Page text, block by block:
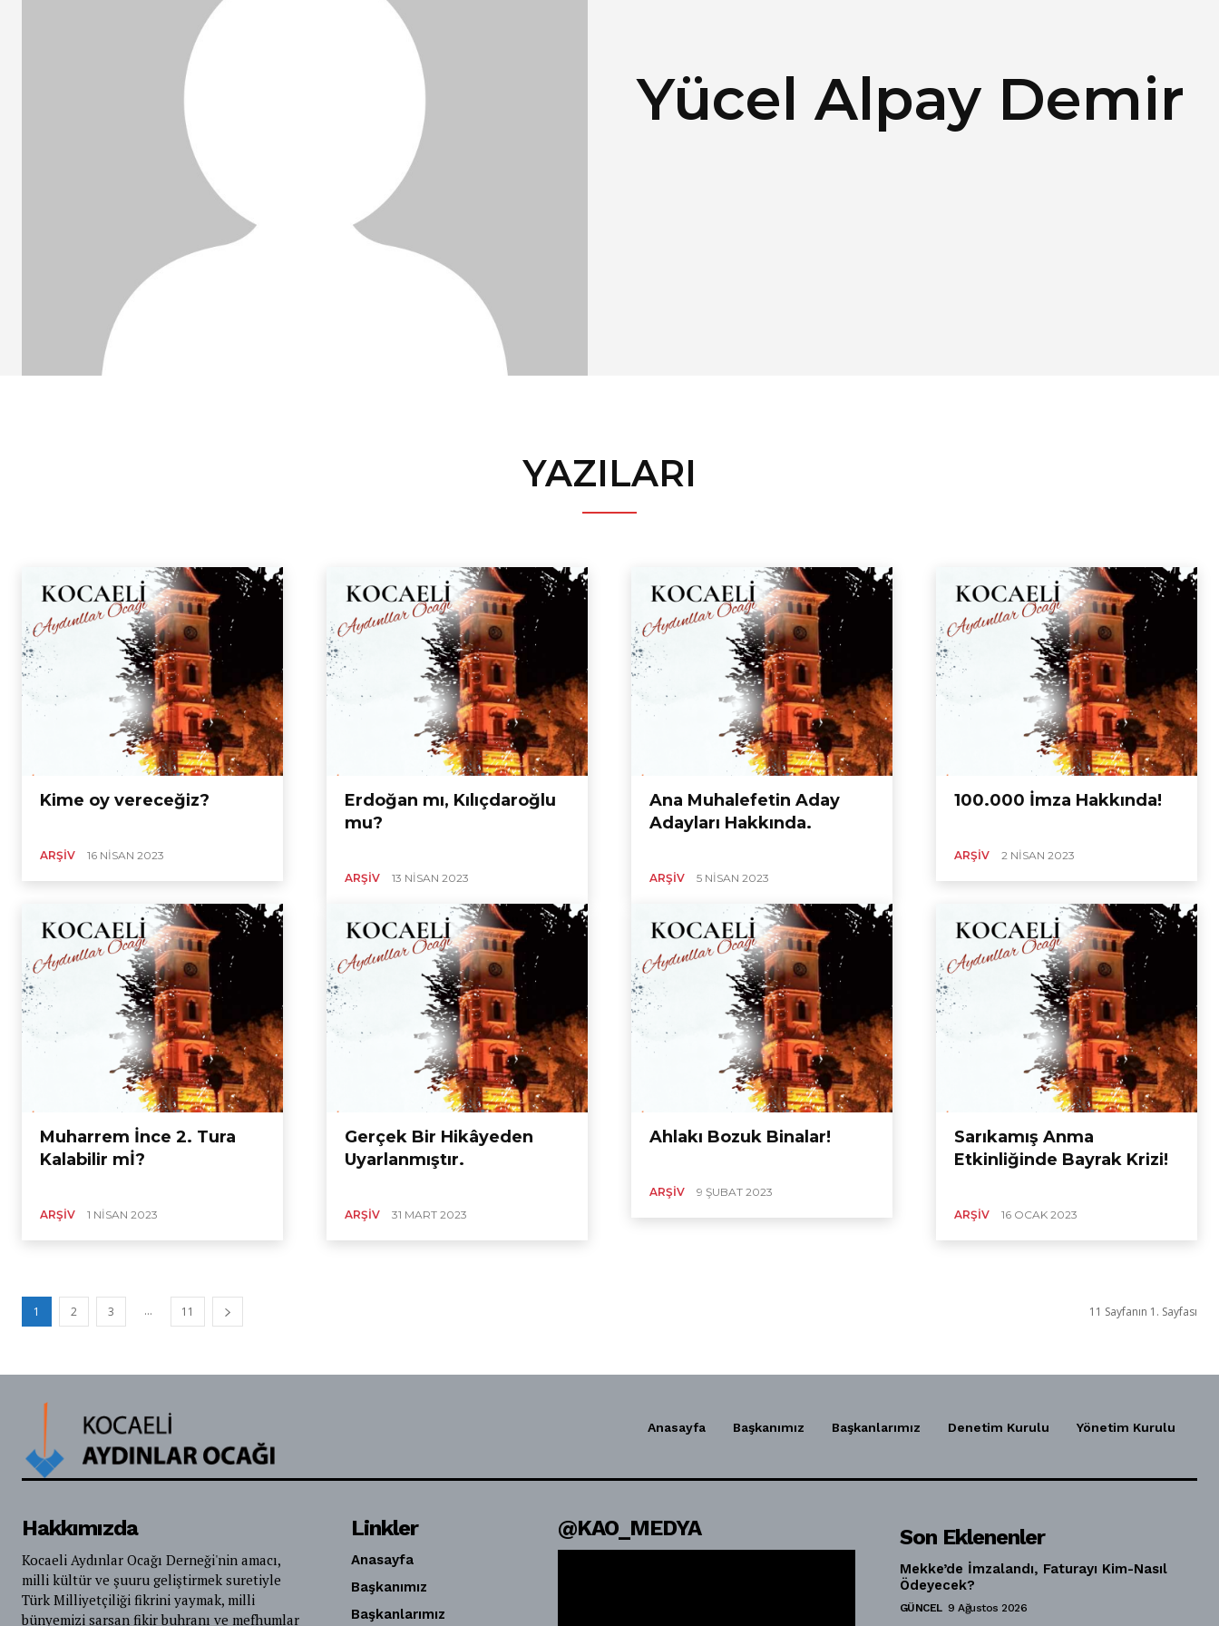
Yücel Alpay Demir
YAZILARI
Kime oy vereceğiz?
ARŞIV 16 NISAN 2023
Erdoğan mı, Kılıçdaroğlu
mu?
ARŞIV 13 NISAN 2023
Ana Muhalefetin Aday
Adayları Hakkında.
ARŞIV 5 NISAN 2023
100.000 İmza Hakkında!
ARŞIV 2 NISAN 2023
Muharrem İnce 2. Tura
Kalabilir mİ?
ARŞIV 1 NISAN 2023
Gerçek Bir Hikâyeden
Uyarlanmıştır.
ARŞIV 31 MART 2023
Ahlakı Bozuk Binalar!
ARŞIV 9 ŞUBAT 2023
Sarıkamış Anma
Etkinliğinde Bayrak Krizi!
ARŞIV 16 OCAK 2023
1 2 3 ... 11 11 Sayfanın 1. Sayfası
Anasayfa Başkanımız Başkanlarımız Denetim Kurulu Yönetim Kurulu
Hakkımızda
Kocaeli Aydınlar Ocağı Derneği'nin amacı,
milli kültür ve şuuru geliştirmek suretiyle
Türk Milliyetçiliği fikrini yaymak, milli
bünyemizi sarsan fikir buhranı ve mefhumlar
Linkler
Anasayfa
Başkanımız
Başkanlarımız
@KAO_MEDYA Son Eklenenler
Mekke’de İmzalandı, Faturayı Kim-Nasıl
Ödeyecek?
GÜNCEL 9 Ağustos 2026